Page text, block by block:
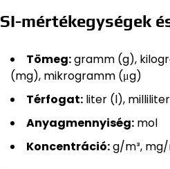
SI-mértékegységek
Tömeg:gramm (g),
(mg), mikrogramm (μg)
Térfogat: liter (l),
Anyagmennyiség: mol
Koncentráció:g/m³, mg/